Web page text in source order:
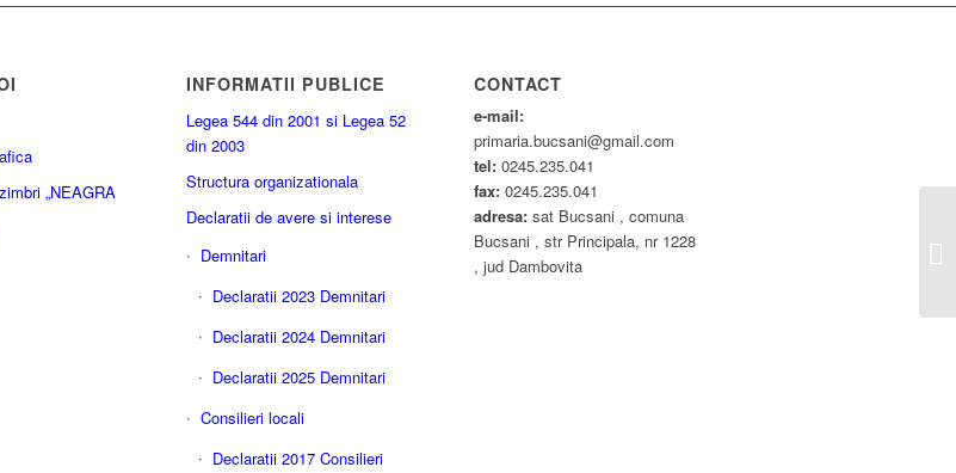
„NEAGRA
INFORMATII PUBLICE
Legea 544 din 2001 si Legea 52
din 2003
Structura organizationala
Declaratii de avere si interese
Demnitari
Declaratii 2023 Demnitari
Declaratii 2024 Demnitari
Declaratii 2025 Demnitari
Consilieri locali
Declaratii 2017 Consilieri
CONTACT
e-mail:
primaria.bucsani@gmail.com
tel: 0245.235.041
fax: 0245.235.041
adresa: sat Bucsani , comuna
Bucsani , str Principala, nr 1228
, jud Dambovita